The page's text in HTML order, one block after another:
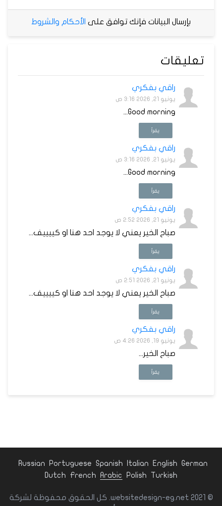
بإرسال البيانات فإنك توافق على الأحكام والشروط
تعليقات
راقي بفكري
يونيو 21, 2026 3:16 ص
Good morning...
يقرأ
راقي بفكري
يونيو 21, 2026 3:16 ص
Good morning...
يقرأ
راقي بفكري
يونيو 21, 2026 2:52 ص
صباح الخير يعني لا يوجد احد هنا او كييييف...
يقرأ
راقي بفكري
يونيو 21, 2026 2:51 ص
صباح الخير يعني لا يوجد احد هنا او كييييف...
يقرأ
راقي بفكري
يونيو 19, 2026 4:26 ص
صباح الخير...
يقرأ
German
English
Italian
Spanish
Portuguese
Russian
Turkish
Polish
Arabic
French
Dutch
© websitedesign-eg.net 2021. كل الحقوق محفوظة لشركة